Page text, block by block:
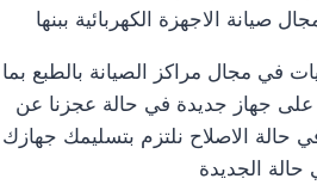
صيانة الاجهزة الكهربائية ببنها
في مجال مراكز الصيانة بالطبع بما
جهاز جديدة في حالة عجزنا عن
حالة الاصلاح نلتزم بتسليمك جهازك
حالة الجديدة